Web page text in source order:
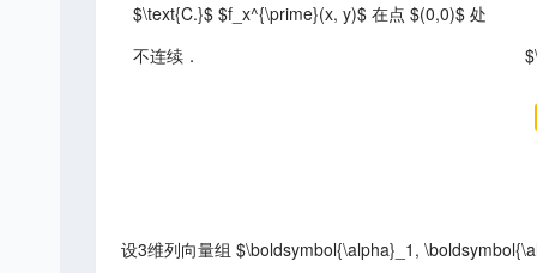
$\text{C.}$ $f_x^{\prime}(x, y)$ 在点 $(0,0)$ 处
不连续．
设3维列向量组 $\boldsymbol{\alpha}_1,